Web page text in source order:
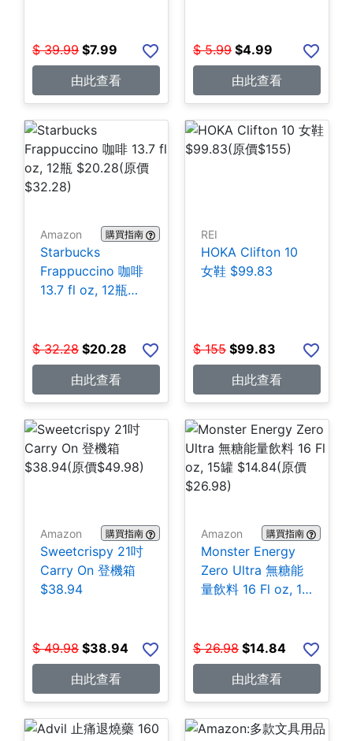
$ 39.99 $7.99
由此查看
$ 5.99 $4.99
由此查看
Amazon 購買指南
Starbucks
Frappuccino 咖啡
13.7 fl oz, 12瓶
$ 32.28 $20.28
由此查看
REI
HOKA Clifton 10
女鞋 $99.83
$ 155 $99.83
由此查看
Amazon 購買指南
Sweetcrispy 21吋
Carry On 登機箱
$38.94
$ 49.98 $38.94
由此查看
Amazon 購買指南
Monster Energy
Zero Ultra 無糖能
量飲料 16 Fl oz, 15
$ 26.98 $14.84
由此查看